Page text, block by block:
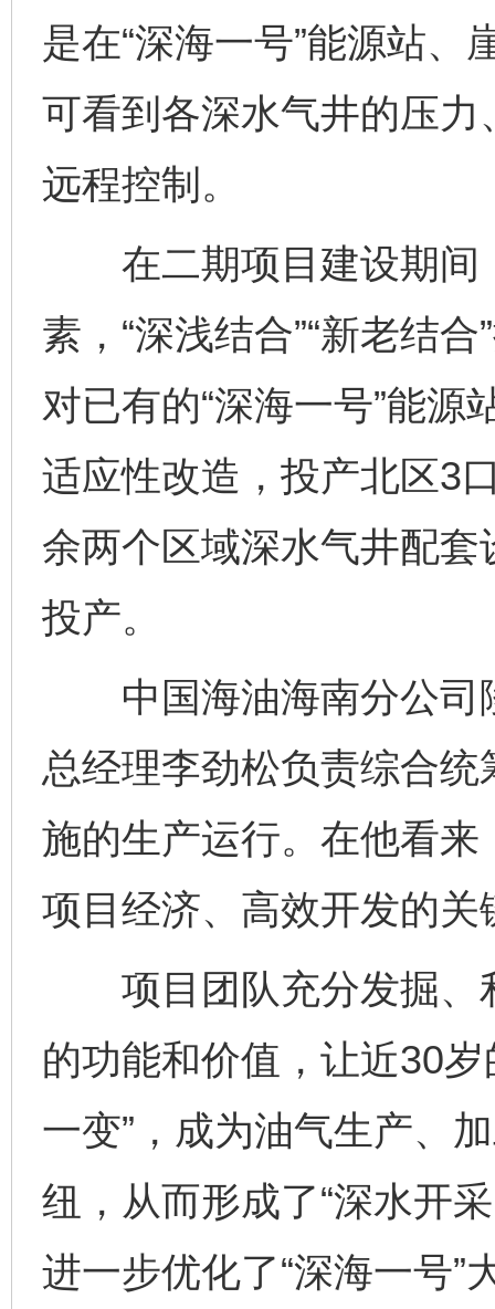
是在“深海一号”能源站
可看到各深水气井的压
远程控制。
在二期项目建设期间
素，“深浅结合”“新老结
对已有的“深海一号”能
适应性改造，投产北区3
余两个区域深水气井配
投产。
中国海油海南分公司
总经理李劲松负责综合
施的生产运行。在他看来
项目经济、高效开发的关
项目团队充分发掘、
的功能和价值，让近30
一变”，成为油气生产、
纽，从而形成了“深水开
进一步优化了“深海一号”